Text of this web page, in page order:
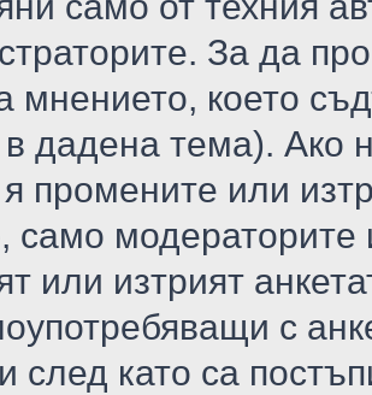
За да
мнението, което
дадена тема). Ако
промените или
само
или изтрият
с
след като са